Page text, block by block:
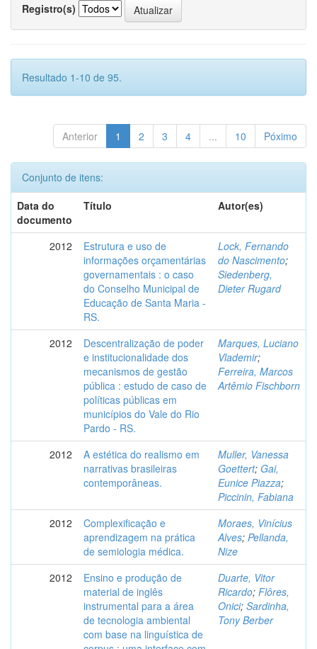
Registro(s)
Resultado 1-10 de 95.
Anterior 1 2 3 4 ... 10 Póximo
Conjunto de itens:
Data do
documento
Título Autor(es)
2012
Estrutura e uso de
informações orçamentárias
governamentais : o caso
do Conselho Municipal de
Educação de Santa Maria -
RS.
Lock, Fernando
do Nascimento;
Siedenberg,
Dieter Rugard
2012
Descentralização de poder
e institucionalidade dos
mecanismos de gestão
pública : estudo de caso de
políticas públicas em
municípios do Vale do Rio
Pardo - RS.
Marques, Luciano
Vlademir;
Ferreira, Marcos
Artêmio Fischborn
2012
A estética do realismo em
narrativas brasileiras
contemporâneas.
Muller, Vanessa
Goettert; Gai,
Eunice Piazza;
Piccinin, Fabiana
2012
Complexificação e
aprendizagem na prática
de semiologia médica.
Moraes, Vinícius
Alves; Pellanda,
Nize
2012
Ensino e produção de
material de inglês
instrumental para a área
de tecnologia ambiental
com base na linguística de
Duarte, Vitor
Ricardo; Flôres,
Onici; Sardinha,
Tony Berber